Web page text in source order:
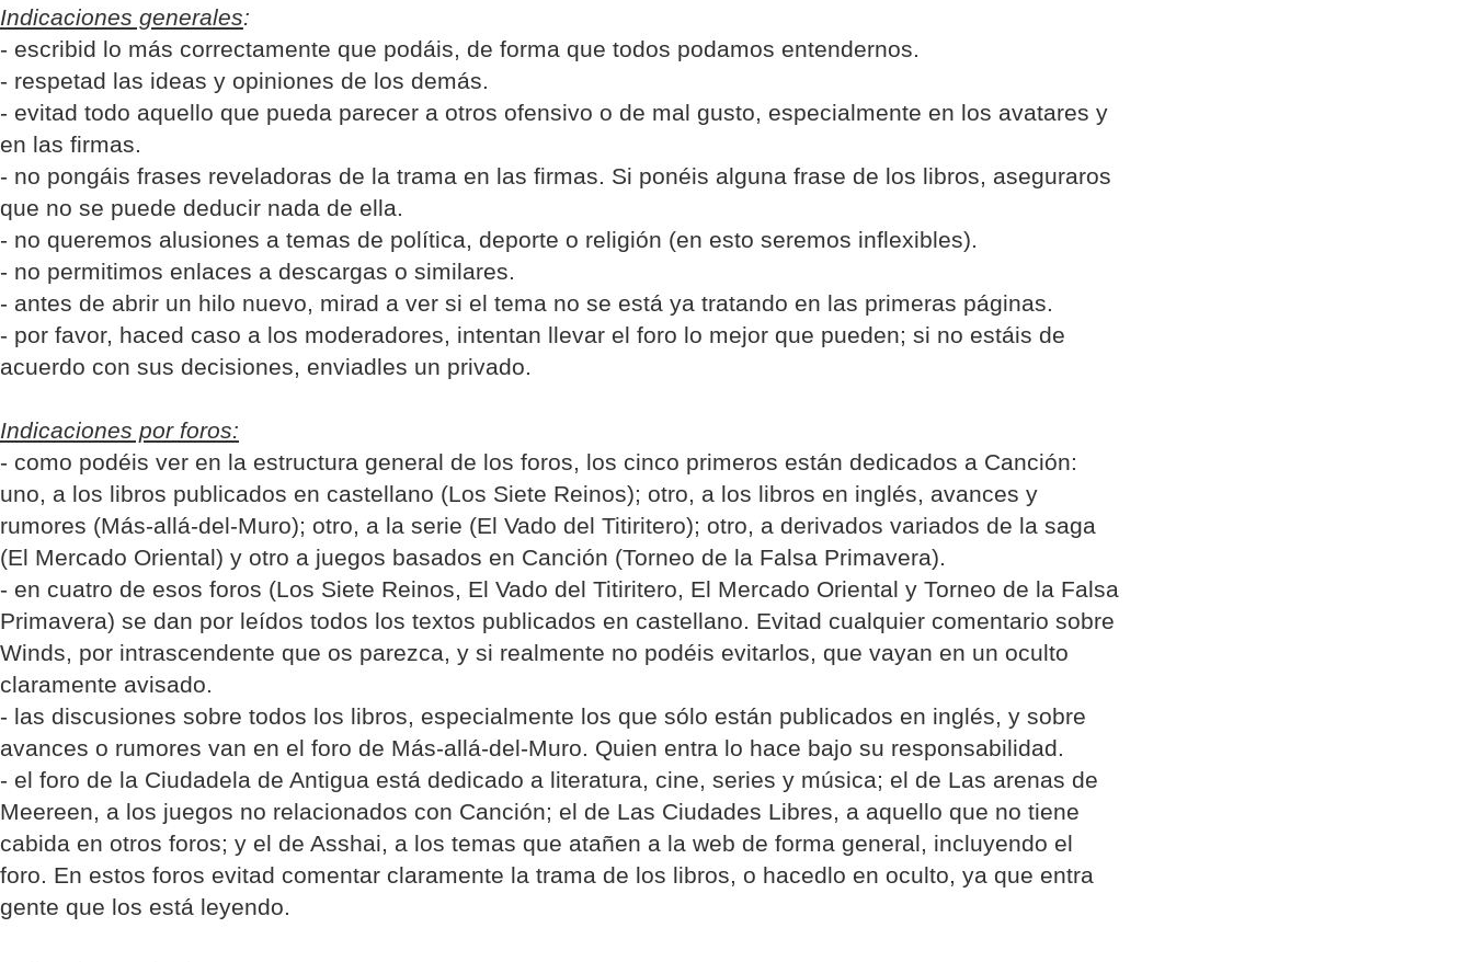
Indicaciones generales:
- escribid lo más correctamente que podáis, de forma que todos podamos entendernos.
- respetad las ideas y opiniones de los demás.
- evitad todo aquello que pueda parecer a otros ofensivo o de mal gusto, especialmente en los avatares y
en las firmas.
- no pongáis frases reveladoras de la trama en las firmas. Si ponéis alguna frase de los libros, aseguraros
que no se puede deducir nada de ella.
- no queremos alusiones a temas de política, deporte o religión (en esto seremos inflexibles).
- no permitimos enlaces a descargas o similares.
- antes de abrir un hilo nuevo, mirad a ver si el tema no se está ya tratando en las primeras páginas.
- por favor, haced caso a los moderadores, intentan llevar el foro lo mejor que pueden; si no estáis de
acuerdo con sus decisiones, enviadles un privado.
Indicaciones por foros:
- como podéis ver en la estructura general de los foros, los cinco primeros están dedicados a Canción:
uno, a los libros publicados en castellano (Los Siete Reinos); otro, a los libros en inglés, avances y
rumores (Más-allá-del-Muro); otro, a la serie (El Vado del Titiritero); otro, a derivados variados de la saga
(El Mercado Oriental) y otro a juegos basados en Canción (Torneo de la Falsa Primavera).
- en cuatro de esos foros (Los Siete Reinos, El Vado del Titiritero, El Mercado Oriental y Torneo de la Falsa
Primavera) se dan por leídos todos los textos publicados en castellano. Evitad cualquier comentario sobre
Winds, por intrascendente que os parezca, y si realmente no podéis evitarlos, que vayan en un oculto
claramente avisado.
- las discusiones sobre todos los libros, especialmente los que sólo están publicados en inglés, y sobre
avances o rumores van en el foro de Más-allá-del-Muro. Quien entra lo hace bajo su responsabilidad.
- el foro de la Ciudadela de Antigua está dedicado a literatura, cine, series y música; el de Las arenas de
Meereen, a los juegos no relacionados con Canción; el de Las Ciudades Libres, a aquello que no tiene
cabida en otros foros; y el de Asshai, a los temas que atañen a la web de forma general, incluyendo el
foro. En estos foros evitad comentar claramente la trama de los libros, o hacedlo en oculto, ya que entra
gente que los está leyendo.